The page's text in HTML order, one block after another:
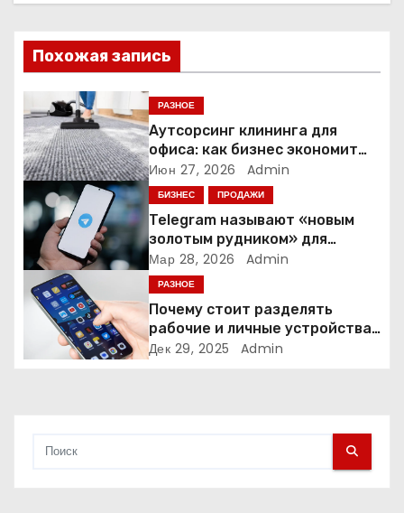
ц
и
я
п
о
з
а
п
Похожая запись
РАЗНОЕ
Аутсорсинг клининга для
офиса: как бизнес экономит
время и деньги на уборке
Июн 27, 2026 Admin
БИЗНЕС ПРОДАЖИ
Telegram называют «новым
золотым рудником» для
креаторов: как блогеры
создают онлайн-бизнес
Мар 28, 2026 Admin
РАЗНОЕ
Почему стоит разделять
рабочие и личные устройства
— и чем опасно всё смешивать
Дек 29, 2025 Admin